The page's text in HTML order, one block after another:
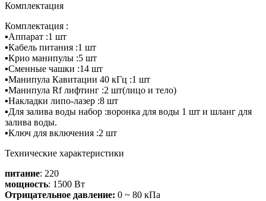
Комплектация
Комплектация :
▪️Аппарат :1 шт
▪️Кабель питания :1 шт
▪️Крио манипулы :5 шт
▪️Сменные чашки :14 шт
▪️Манипула Кавитации 40 кГц :1 шт
▪️Манипула Rf лифтинг :2 шт(лицо и тело)
▪️Накладки липо-лазер :8 шт
▪️Для залива воды набор :воронка для воды 1 шт и шланг для
залива воды.
▪️Ключ для включения :2 шт
Технические характеристики
питание: 220
мощность: 1500 Вт
Отрицательное давление: 0 ~ 80 кПа